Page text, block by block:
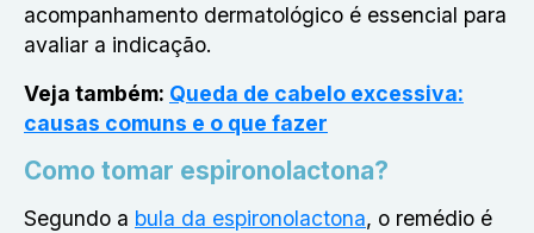
acompanhamento dermatológico é essencial para
avaliar a indicação.
Veja também: Queda de cabelo excessiva:
causas comuns e o que fazer
Como tomar espironolactona?
Segundo a bula da espironolactona, o remédio é